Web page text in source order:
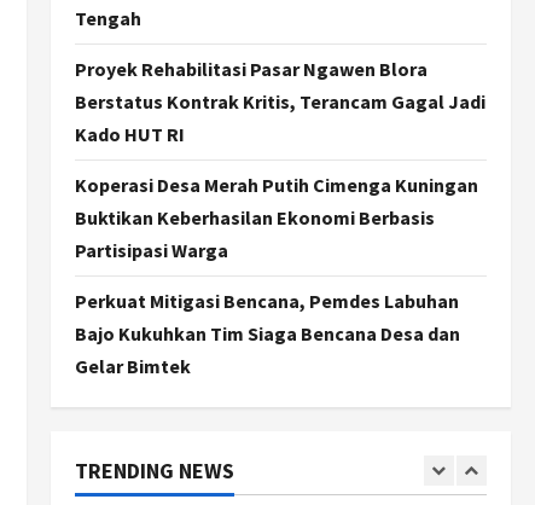
Tengah
Proyek Rehabilitasi Pasar Ngawen Blora
Berstatus Kontrak Kritis, Terancam Gagal Jadi
Kado HUT RI
Koperasi Desa Merah Putih Cimenga Kuningan
Buktikan Keberhasilan Ekonomi Berbasis
Partisipasi Warga
Perkuat Mitigasi Bencana, Pemdes Labuhan
Bajo Kukuhkan Tim Siaga Bencana Desa dan
Gelar Bimtek
TRENDING NEWS
Agustus 6, 2026
4
Jasa Marga Pastikan
Pembangunan Tol Jogja-
Progres 98 Persen
Agustus 6, 2026
Politik
Karwito Komitmen Perbaikan
Cor Beton Bertahap
Agustus 6, 2026
1
Segera Keluar